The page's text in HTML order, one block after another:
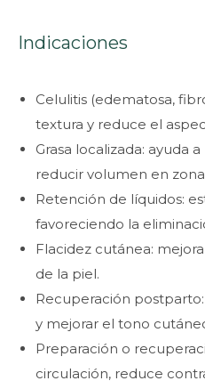
Indicaciones
Celulitis (edematosa,
textura y reduce el
Grasa localizada: ayuda a
reducir volumen en
Retención de líquidos:
favoreciendo la
Flacidez cutánea: mejora
de la piel.
Recuperación postparto:
y mejorar el tono
Preparación o
circulación, reduce